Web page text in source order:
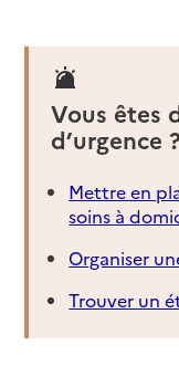
Vous êtes
d’urgence ?
Mettre en
soins à
Organiser
Trouver un